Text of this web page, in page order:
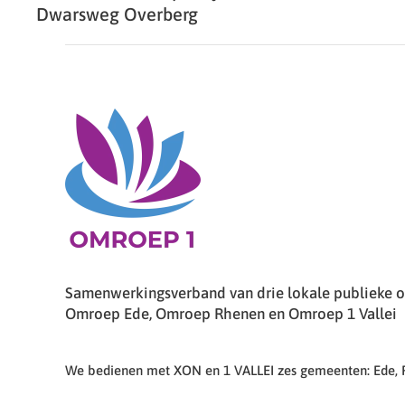
Dwarsweg Overberg
Samenwerkingsverband van drie lokale publieke
Omroep Ede, Omroep Rhenen en Omroep 1 Vallei
We bedienen met XON en 1 VALLEI zes gemeenten: